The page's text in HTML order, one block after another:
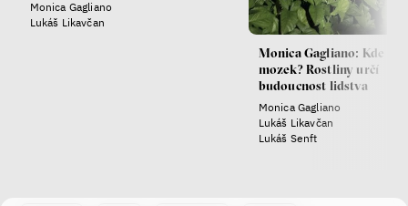
Miroslavem Palanským,
Lucií Trlifajovou
a Jakubem Rákosníkem
Jakub Rákosník
Ondřej Slačálek
Miroslav Palanský
Lucie Trlifajová
Kateřina Smejkalová
Monica Gagliano
Lukáš Likavčan
Monica Gagliano: Kde
mozek? Rostliny určí
budoucnost lidstva
Monica Gagliano
Lukáš Likavčan
Lukáš Senft